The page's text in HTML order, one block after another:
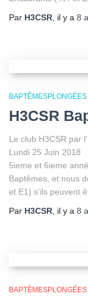
Par H3CSR , il y a 8
BAPTÊMESPLONGÉES
H3CSR
Le club H3CSR par
Lundi 25 Juin 2018
5ieme et 6ieme
Baptêmes, et nous
et E1) s’ils peuvent
Par H3CSR , il y a 8
BAPTÊMESPLONGÉES